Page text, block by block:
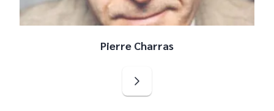
Pierre Charras